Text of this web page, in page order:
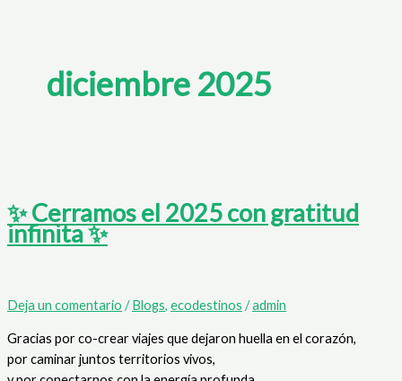
diciembre 2025
✨ Cerramos el 2025 con gratitud
infinita ✨
Deja un comentario /Blogs, ecodestinos /admin
Gracias por co-crear viajes que dejaron huella en el corazón,
por caminar juntos territorios vivos,